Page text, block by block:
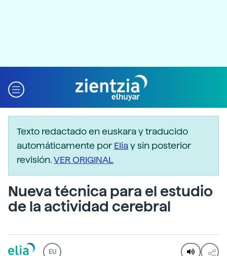
Texto redactado en euskara y traducido
automáticamente porEliay sin posterior
revisión.VER ORIGINAL
Nueva técnica para el estudio
de la actividad cerebral
EU